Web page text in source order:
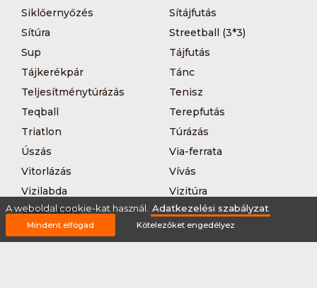
Siklőernyőzés
Sítájfutás
Sítúra
Streetball (3*3)
Sup
Tájfutás
Tájkerékpár
Tánc
Teljesítménytúrázás
Tenisz
Teqball
Terepfutás
Triatlon
Túrázás
Úszás
Via-ferrata
Vitorlázás
Vívás
Vizilabda
Vizitúra
Wakeboard
A weboldal cookie-kat használ. Adatkezelési szabályzat
Mindent elfogad Kötelezőket engedélyez